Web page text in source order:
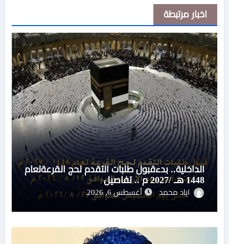
اخبار مرتبطة
الداخلية.. بدءقبول طلبات التقدم لحج القرعةلعام
1448 هـ /2027 م .. تفاصيل
اياد محمد أغسطس 6, 2026